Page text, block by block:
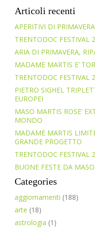
Articoli recenti
APERITIVI DI
TRENTODOC FESTIVAL
ARIA DI PRIMAVERA,
MADAME MARTIS E’
TRENTODOC FESTIVAL
PIETRO SIGHEL
EUROPEI
MASO MARTIS ROSE’
MONDO
MADAME MARTIS
GRANDE PROGETTO
TRENTODOC FESTIVAL
BUONE FESTE DA
Categories
aggiornamenti (188)
arte (18)
astrologia (1)